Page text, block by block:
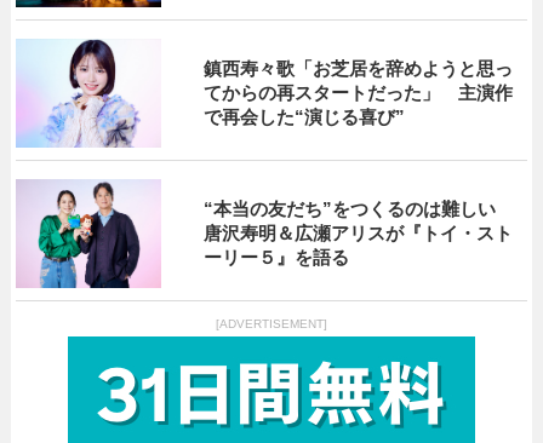
鎮西寿々歌「お芝居を辞めようと思っ
てからの再スタートだった」 主演作
で再会した“演じる喜び”
“本当の友だち”をつくるのは難しい
唐沢寿明＆広瀬アリスが『トイ・スト
ーリー５』を語る
[ADVERTISEMENT]